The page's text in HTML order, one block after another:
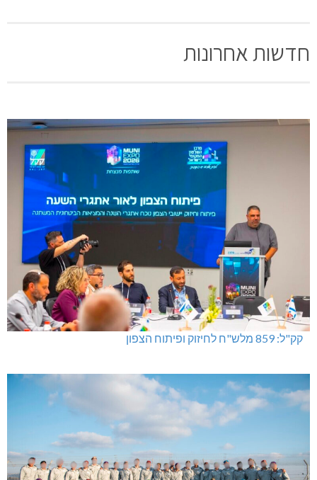
חדשות אחרונות
קק"ל: 859 מלש"ח לחיזוק ופיתוח הצפון